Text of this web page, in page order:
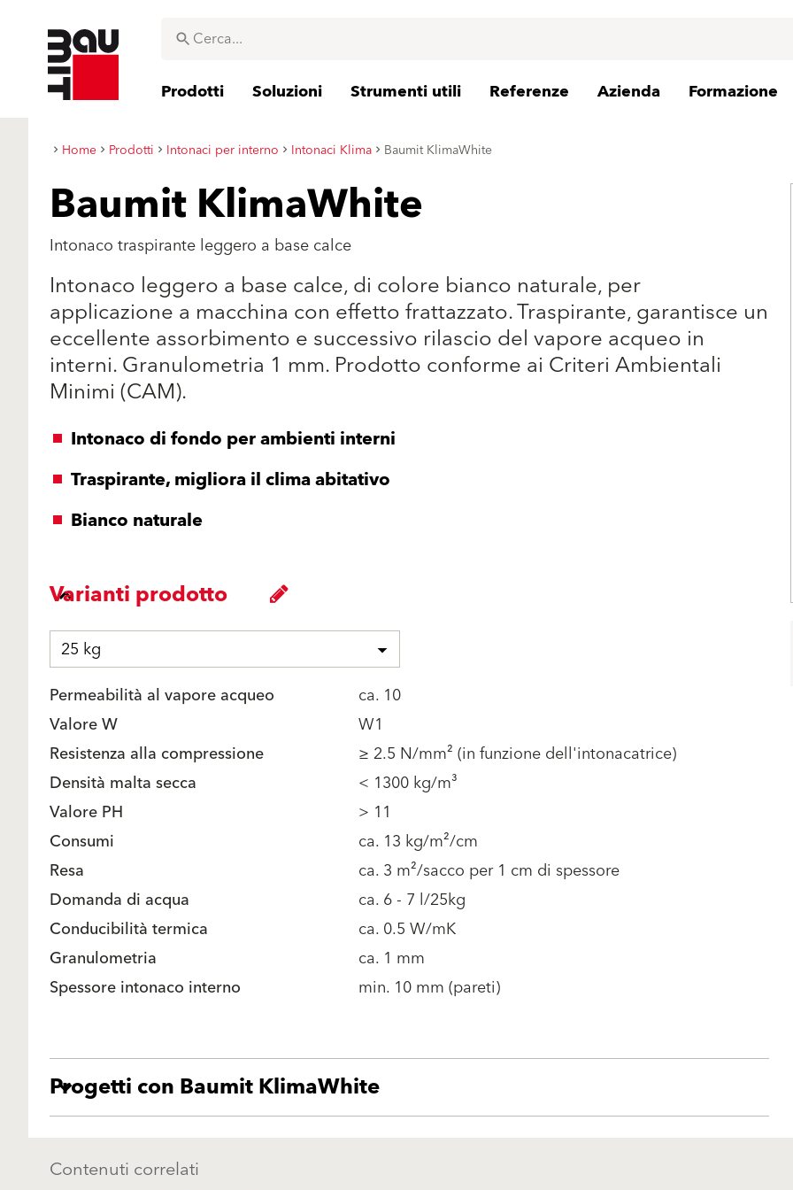
Prodotti Soluzioni Strumenti utili Referenze Azienda Formazione
Home Prodotti Intonaci per interno Intonaci Klima Baumit KlimaWhite
Baumit KlimaWhite
Intonaco traspirante leggero a base calce
Intonaco leggero a base calce, di colore bianco naturale, per
applicazione a macchina con effetto frattazzato. Traspirante, garantisce un
eccellente assorbimento e successivo rilascio del vapore acqueo in
interni. Granulometria 1 mm. Prodotto conforme ai Criteri Ambientali
Minimi (CAM).
Intonaco di fondo per ambienti interni
Traspirante, migliora il clima abitativo
Bianco naturale
Varianti prodotto
25 kg
Permeabilità al vapore acqueo
ca. 10
Valore W
W1
Resistenza alla compressione
≥ 2.5 N/mm² (in funzione dell'intonacatrice)
Densità malta secca
< 1300 kg/m³
Valore PH
> 11
Consumi
ca. 13 kg/m²/cm
Resa
ca. 3 m²/sacco per 1 cm di spessore
Domanda di acqua
ca. 6 - 7 l/25kg
Conducibilità termica
ca. 0.5 W/mK
Granulometria
ca. 1 mm
Spessore intonaco interno
min. 10 mm (pareti)
Progetti con Baumit KlimaWhite
Contenuti correlati